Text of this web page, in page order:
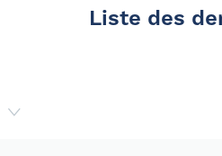
Liste des